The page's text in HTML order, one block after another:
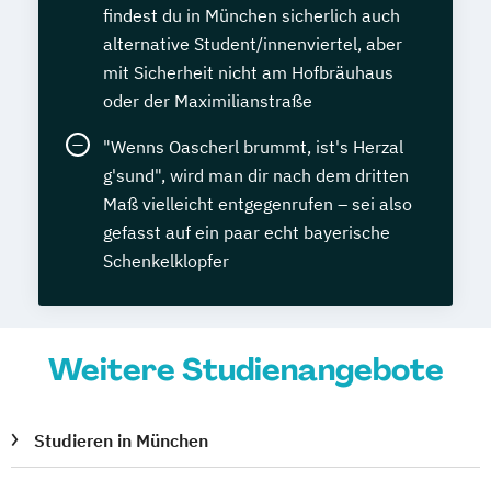
findest du in München sicherlich auch
alternative Student/innenviertel, aber
mit Sicherheit nicht am Hofbräuhaus
oder der Maximilianstraße
"Wenns Oascherl brummt, ist's Herzal
g'sund", wird man dir nach dem dritten
Maß vielleicht entgegenrufen – sei also
gefasst auf ein paar echt bayerische
Schenkelklopfer
Weitere Studienangebote
Studieren in München